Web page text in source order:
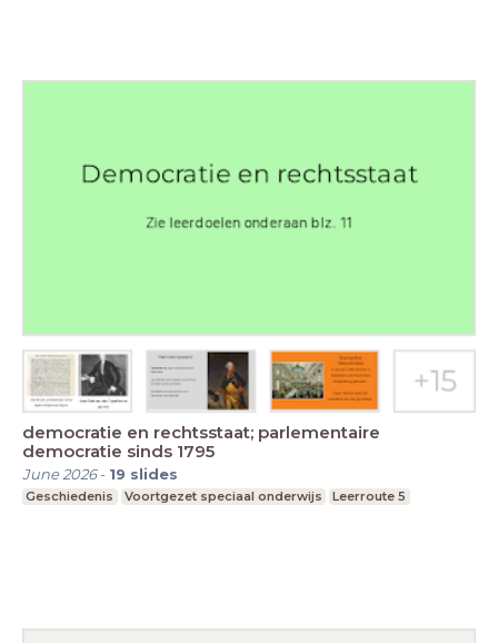
democratie en rechtsstaat; parlementaire
democratie sinds 1795
June 2026- 19 slides
Geschiedenis Voortgezet speciaal onderwijs Leerroute 5